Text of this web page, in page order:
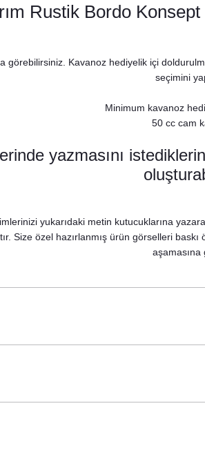
8,75 TL
Nikah Şekeri
Rustik Bordo
görebilirsiniz. Kavanoz hediyelik içi
seçimini
Minimum kavanoz
50 cc cam
yazmasını
yukarıdaki metin kutucuklarına
Size özel hazırlanmış ürün görselleri
aşamasına